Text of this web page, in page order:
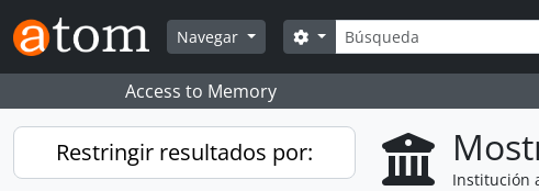
Skip to main content
Navegar
Búsqueda
Search options
Access to Memory
Restringir resultados por:
Institución